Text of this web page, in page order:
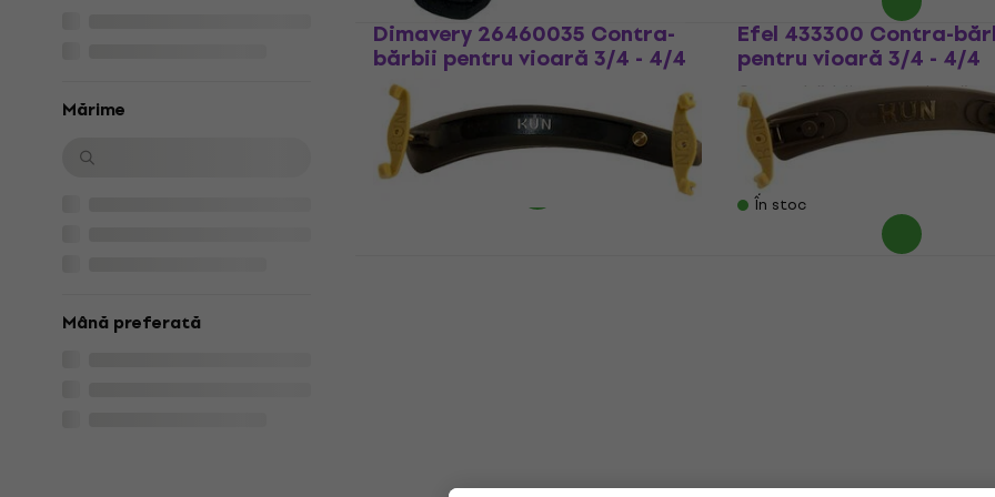
Mărime
Mână preferată
Dimavery 26460035 Contra-
bărbii pentru vioară 3/4 - 4/4
Contra-bărbii pentru vioară
4,7
13 €
În stoc
Efel 433300 Contra-
pentru vioară 3/4 - 4/4
Contra-bărbii pentru vioară
4,8/5
41,66 € cu codul
51,90 €
În stoc